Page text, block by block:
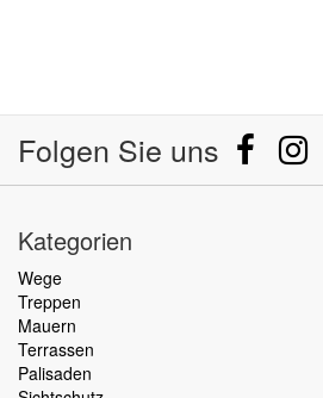
Folgen Sie uns
Kategorien
Wege
Treppen
Mauern
Terrassen
Palisaden